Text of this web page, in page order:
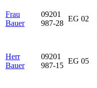
Frau
Bauer
09201
987-28
EG 02
Herr
Bauer
09201
987-15
EG 05